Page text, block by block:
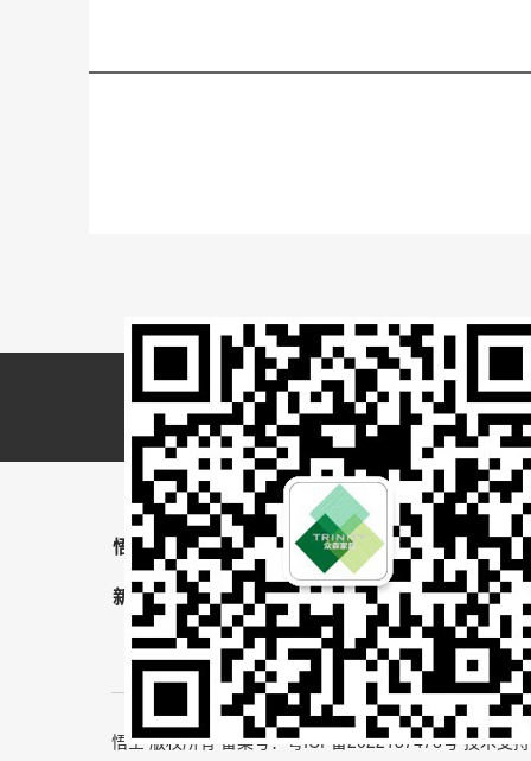
悟空（中国） 产品展示
工程案例
新闻资讯
关于我们 联系我们
悟空 版权所有 备案号：粤ICP备2022137476号 技术支